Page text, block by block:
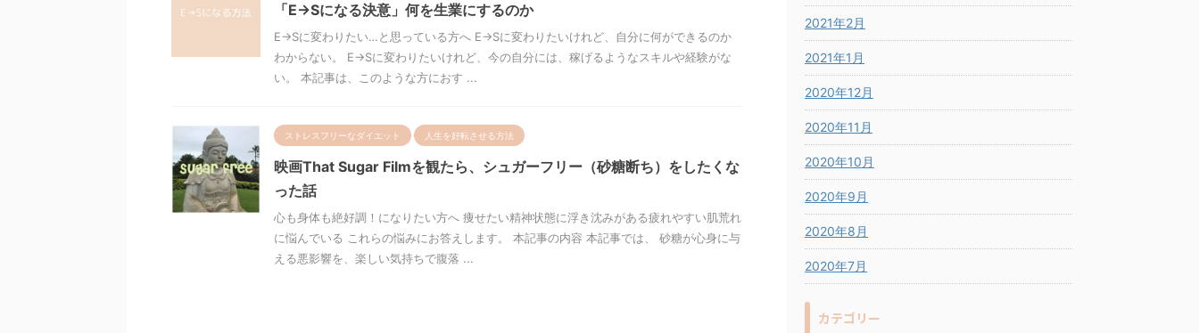
「E→Sになる決意」何を生業にするのか
E→Sに変わりたい…と思っている方へ E→Sに変わりたいけれど、自分に何ができるのか
わからない。 E→Sに変わりたいけれど、今の自分には、稼げるようなスキルや経験がな
い。 本記事は、このような方におす ...
ストレスフリーなダイエット 人生を好転させる方法
映画That Sugar Filmを観たら、シュガーフリー（砂糖断ち）をしたくな
った話
心も身体も絶好調！になりたい方へ 痩せたい精神状態に浮き沈みがある疲れやすい肌荒れ
に悩んでいる これらの悩みにお答えします。 本記事の内容 本記事では、 砂糖が心身に与
える悪影響を、楽しい気持ちで腹落 ...
2021年2月
2021年1月
2020年12月
2020年11月
2020年10月
2020年9月
2020年8月
2020年7月
カテゴリー